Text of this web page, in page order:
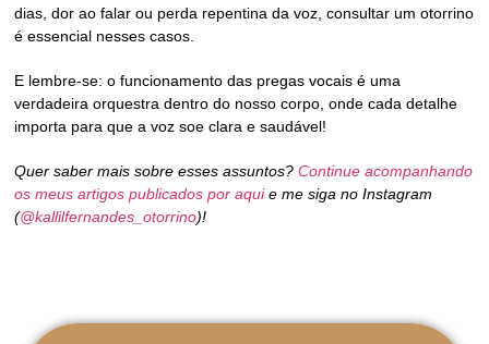
dias, dor ao falar ou perda repentina da voz, consultar um otorrino
é essencial nesses casos.
E lembre-se: o funcionamento das pregas vocais é uma
verdadeira orquestra dentro do nosso corpo, onde cada detalhe
importa para que a voz soe clara e saudável!
Quer saber mais sobre esses assuntos?Continue acompanhando
os meus artigos publicados por aquie me siga no Instagram
(@kallilfernandes_otorrino)!